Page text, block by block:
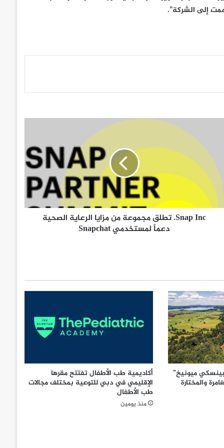
إلى الشركة”.
c
ت
Snap Inc. تطلق مجموعة من مزايا الرعاية الصحية
دعماً لمستخدمي Snapchat
ميونيخ”
والمختارة
أكاديمية طب الأطفال تفتتح مقرها
الإقليمي في دبي للتوعية بمختلف مجالات
طب الأطفال
منذ يومين